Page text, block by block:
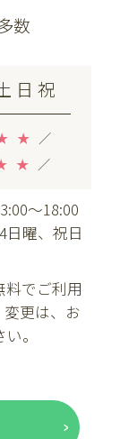
数
日 祝
★ ／
★ ／
～18:00
日曜、祝日
料でご利用
更は、お
。